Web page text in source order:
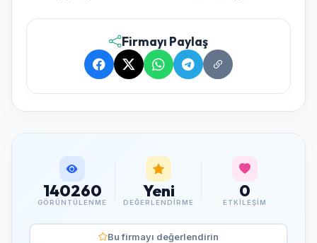
Firmayı Paylaş
140260
GÖRÜNTÜLENME
Yeni
DEĞERLENDIRME
0
ETKILEŞIM
Bu firmayı değerlendirin